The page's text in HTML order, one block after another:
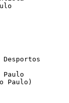
Desportos
Paulo
Paulo)